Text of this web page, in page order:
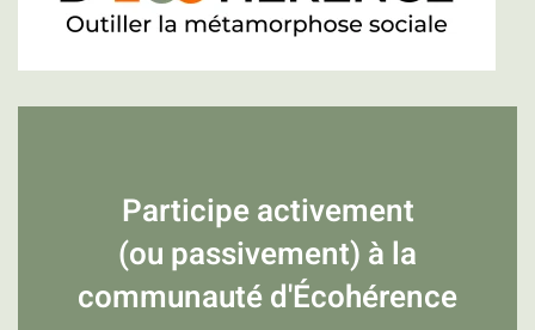
Participe activement
(ou passivement) à la
communauté d'Écohérence